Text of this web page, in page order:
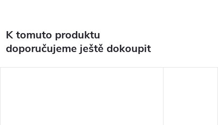
K tomuto produktu
doporučujeme ještě dokoupit